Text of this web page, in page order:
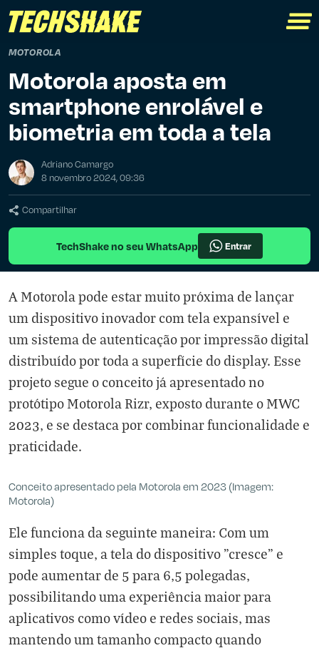
MOTOROLA
Motorola aposta em
smartphone enrolável e
biometria em toda a tela
Adriano Camargo
8 novembro 2024, 09:36
Compartilhar
TechShake no seu WhatsApp Entrar
A Motorola pode estar muito próxima de lançar
um dispositivo inovador com tela expansível e
um sistema de autenticação por impressão digital
distribuído por toda a superfície do display. Esse
projeto segue o conceito já apresentado no
protótipo Motorola Rizr, exposto durante o MWC
2023, e se destaca por combinar funcionalidade e
praticidade.
Conceito apresentado pela Motorola em 2023 (Imagem:
Motorola)
Ele funciona da seguinte maneira: Com um
simples toque, a tela do dispositivo "cresce" e
pode aumentar de 5 para 6,5 polegadas,
possibilitando uma experiência maior para
aplicativos como vídeo e redes sociais, mas
mantendo um tamanho compacto quando